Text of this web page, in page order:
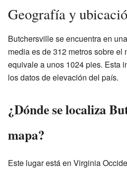
Geografía y
Butchersville se encuentra en
media es de 312 metros sobre el
equivale a unos 1024 pies. Esta
los datos de elevación del país.
¿Dónde se localiza
mapa?
Este lugar está en Virginia